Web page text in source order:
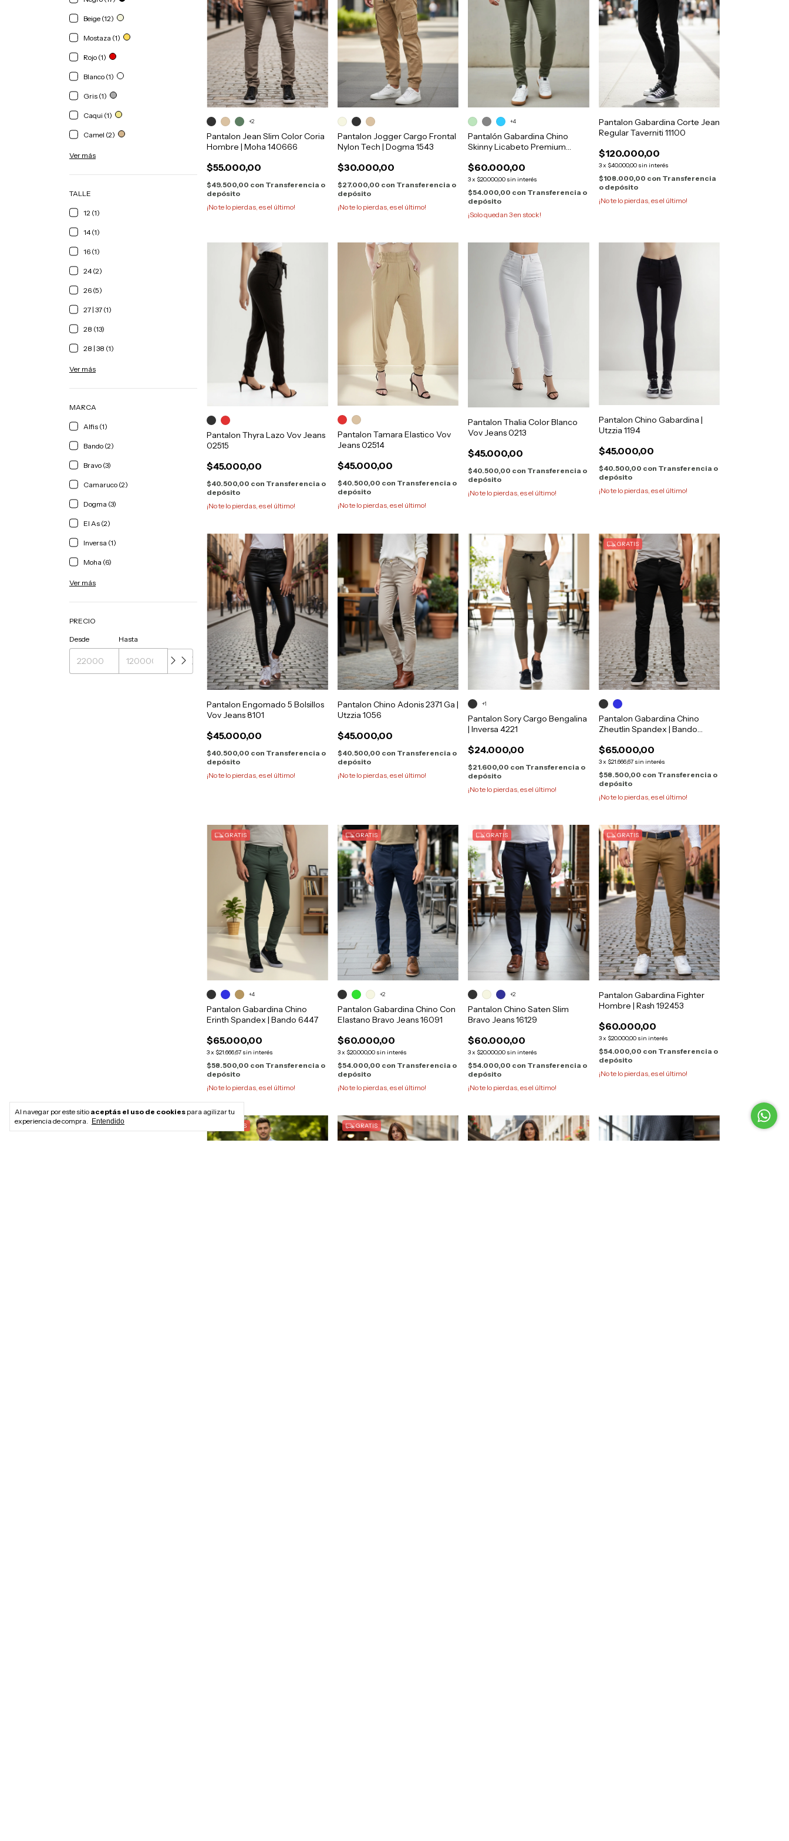
Al navegar por este sitio aceptás el uso de cookies para agilizar tu
experiencia de compra.
Entendido
Beige (12)
Mostaza (1)
Rojo (1)
Blanco (1)
Gris (1)
Caqui (1)
Camel (2)
Ver más
TALLE
12 (1)
14 (1)
16 (1)
24 (2)
26 (5)
27 | 37 (1)
28 (13)
28 | 38 (1)
Ver más
MARCA
Alfis (1)
Bando (2)
Bravo (3)
Camaruco (2)
Dogma (3)
El As (2)
Inversa (1)
Moha (6)
Ver más
PRECIO
Desde Hasta
Pantalon Jean Slim Color Coria
Hombre | Moha 140666
$55.000,00
$49.500,00 con Transferencia o
depósito
¡No te lo pierdas, es el último!
+2
Pantalon Jogger Cargo Frontal
Nylon Tech | Dogma 1543
$30.000,00
$27.000,00 con Transferencia o
depósito
¡No te lo pierdas, es el último!
Pantalón Gabardina Chino
Skinny Licabeto Premium
$60.000,00
3x $20.000,00 sin interés
$54.000,00 con Transferencia o
depósito
¡Solo quedan3en stock!
+4
Pantalon Gabardina Corte Jean
Regular Taverniti 11100
$120.000,00
3x $40.000,00 sin interés
$108.000,00 con Transferencia
o depósito
¡No te lo pierdas, es el último!
Pantalon Thyra Lazo Vov Jeans
02515
$45.000,00
$40.500,00 con Transferencia o
depósito
¡No te lo pierdas, es el último!
Pantalon Tamara Elastico Vov
Jeans 02514
$45.000,00
$40.500,00 con Transferencia o
depósito
¡No te lo pierdas, es el último!
Pantalon Thalia Color Blanco
Vov Jeans 0213
$45.000,00
$40.500,00 con Transferencia o
depósito
¡No te lo pierdas, es el último!
Pantalon Chino Gabardina |
Utzzia 1194
$45.000,00
$40.500,00 con Transferencia o
depósito
¡No te lo pierdas, es el último!
Pantalon Engomado 5 Bolsillos
Vov Jeans 8101
$45.000,00
$40.500,00 con Transferencia o
depósito
¡No te lo pierdas, es el último!
Pantalon Chino Adonis 2371 Ga |
Utzzia 1056
$45.000,00
$40.500,00 con Transferencia o
depósito
¡No te lo pierdas, es el último!
Pantalon Sory Cargo Bengalina
| Inversa 4221
$24.000,00
$21.600,00 con Transferencia o
depósito
¡No te lo pierdas, es el último!
+1
GRATIS
Pantalon Gabardina Chino
Zheutlin Spandex | Bando
$65.000,00
3x $21.666,67 sin interés
$58.500,00 con Transferencia o
depósito
¡No te lo pierdas, es el último!
GRATIS
Pantalon Gabardina Chino
Erinth Spandex | Bando 6447
$65.000,00
3x $21.666,67 sin interés
$58.500,00 con Transferencia o
depósito
¡No te lo pierdas, es el último!
+4
GRATIS
Pantalon Gabardina Chino Con
Elastano Bravo Jeans 16091
$60.000,00
3x $20.000,00 sin interés
$54.000,00 con Transferencia o
depósito
¡No te lo pierdas, es el último!
+2
GRATIS
Pantalon Chino Saten Slim
Bravo Jeans 16129
$60.000,00
3x $20.000,00 sin interés
$54.000,00 con Transferencia o
depósito
¡No te lo pierdas, es el último!
+2
GRATIS
Pantalon Gabardina Fighter
Hombre | Rash 192453
$60.000,00
3x $20.000,00 sin interés
$54.000,00 con Transferencia o
depósito
¡No te lo pierdas, es el último!
GRATIS GRATIS